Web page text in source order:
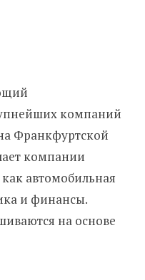
компаний
Франкфуртской
компании
автомобильная
и финансы.
на основе